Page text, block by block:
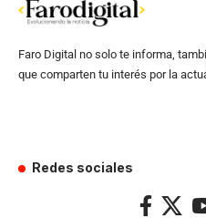
Faro Digital no solo te informa,
que comparten tu interés por la
Redes sociales